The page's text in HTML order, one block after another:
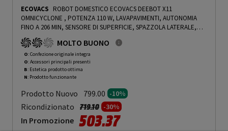
ECOVACS ROBOT DOMESTICO ECOVACS DEEBOT X11
OMNICYCLONE , POTENZA 110 W, LAVAPAVIMENTI, AUTONOMIA
FINO A 206 MIN, SENSORE DI SUPERFICIE, SPAZZOLA LATERALE,
BASE DI CARICA, NERO - PRMG GRADING OOBN - 10%
GRADING OOBN - 10%MOLTO BUONO
O: Confezione originale integra
O: Accessori principali presenti
B: Estetica prodotto ottima
N: Prodotto funzionante
Prodotto Nuovo 799.00 -10%
Ricondizionato Prezzo ridotto da
719.10a-30%
In Promozione 503.37